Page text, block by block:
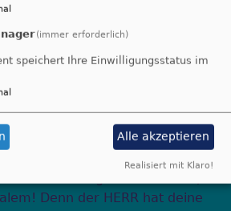
s/wdtLM5nKMp8Tob9
Zion! Frohlocke, Israel!
Denn der HERR hat deine
(immer erforderlich)
speichert Ihre Einwilligungsstatus im
Alle akzeptieren
Realisiert mit Klaro!